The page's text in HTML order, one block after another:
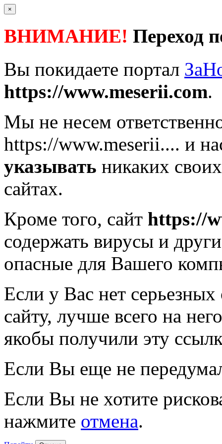
×
ВНИМАНИЕ! Переход
Вы покидаете портал
https://www.meserii.com.
Мы не несем
https://www.meserii.... и
указывать никаких
сайтах.
Кроме того, сайт https://
содержать вирусы и
опасные для Вашего
Если у Вас нет
сайту, лучше всего на
якобы получили эту
Если Вы еще не
Если Вы не хотите
нажмите отмена.